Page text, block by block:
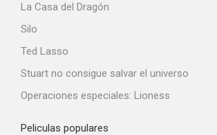
La Casa del Dragón
Silo
Ted Lasso
Stuart no consigue salvar el universo
Operaciones especiales: Lioness
Peliculas populares